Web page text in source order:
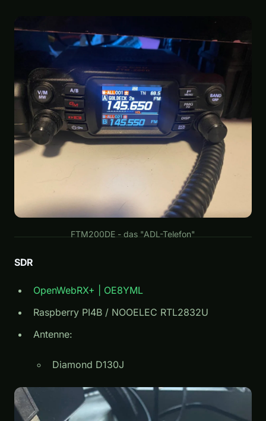
FTM200DE - das "ADL-Telefon"
SDR
OpenWebRX+ | OE8YML
Raspberry PI4B / NOOELEC RTL2832U
Antenne:
Diamond D130J